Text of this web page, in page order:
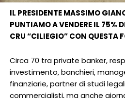
IL PRESIDENTE MASSIMO
PUNTIAMO A VENDERE IL 75%
CRU “CILIEGIO” CON QUESTA
Circa 70 tra private banker,
investimento, banchieri,
finanziarie, partner di studi
commercialisti, ma anche